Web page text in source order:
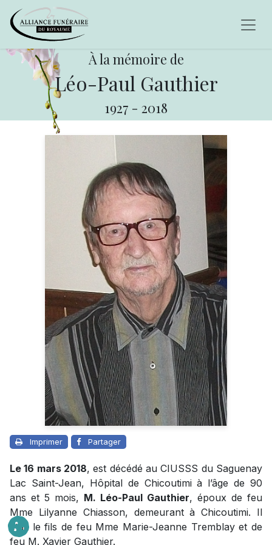
À la mémoire de
Léo-Paul Gauthier
1927 - 2018
Imprimer Partager
Le 16 mars 2018, est décédé au CIUSSS du Saguenay
Lac Saint-Jean, Hôpital de Chicoutimi à l’âge de 90
ans et 5 mois, M. Léo-Paul Gauthier, époux de feu
Mme Lilyanne Chiasson, demeurant à Chicoutimi. Il
était le fils de feu Mme Marie-Jeanne Tremblay et de
feu M. Xavier Gauthier.